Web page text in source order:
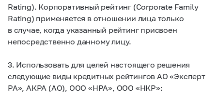
Rating). Корпоративный рейтинг (Corporate Family
Rating) применяется в отношении лица только
в случае, когда указанный рейтинг присвоен
непосредственно данному лицу.
3. Использовать для целей настоящего решения
следующие виды кредитных рейтингов АО «Эксперт
РА», АКРА (АО), ООО «НРА», ООО «НКР»: